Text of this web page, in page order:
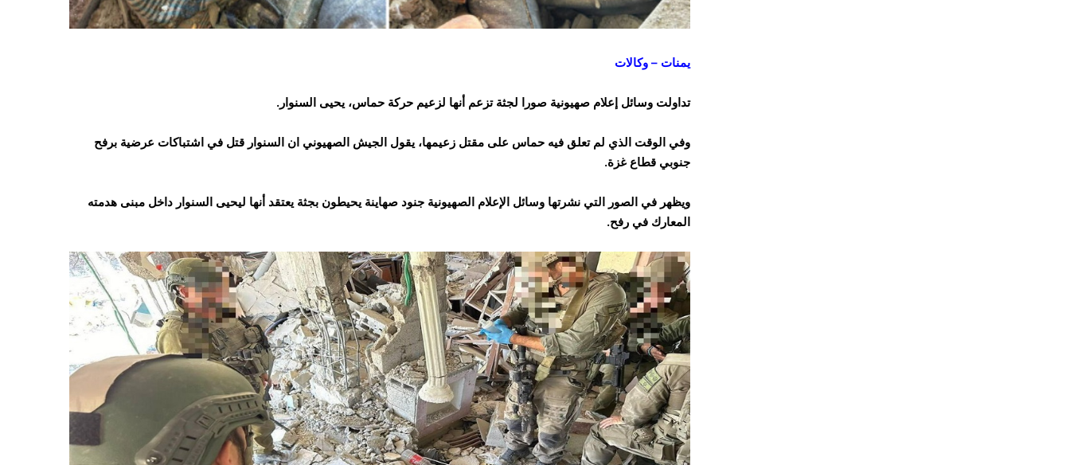
يمنات – وكالات
تداولت وسائل إعلام صهيونية صورا لجثة تزعم أنها لزعيم حركة حماس، يحيى السنوار.
وفي الوقت الذي لم تعلق فيه حماس على مقتل زعيمها، يقول الجيش الصهيوني ان السنوار قتل في اشتباكات عرضية برفح
جنوبي قطاع غزة.
ويظهر في الصور التي نشرتها وسائل الإعلام الصهيونية جنود صهاينة يحيطون بجثة يعتقد أنها ليحيى السنوار داخل مبنى هدمته
المعارك في رفح.